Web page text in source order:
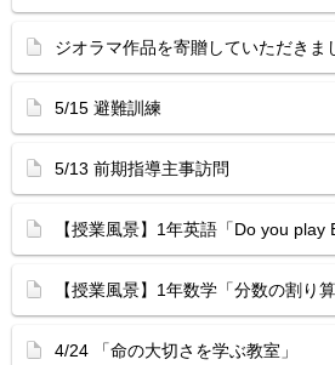
ジオラマ作品を寄贈していただきま
5/15 避難訓練
5/13 前期指導主事訪問
【授業風景】1年英語「Do you play
【授業風景】1年数学「分数の割り算
4/24 「命の大切さを学ぶ教室」